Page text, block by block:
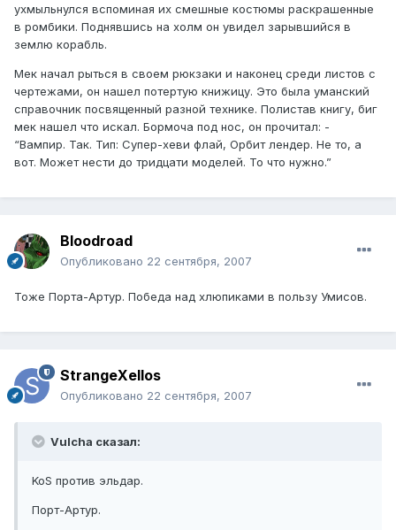
ухмыльнулся вспоминая их смешные костюмы раскрашенные
в ромбики. Поднявшись на холм он увидел зарывшийся в
землю корабль.
Мек начал рыться в своем рюкзаки и наконец среди листов с
чертежами, он нашел потертую книжицу. Это была уманский
справочник посвященный разной технике. Полистав книгу, биг
мек нашел что искал. Бормоча под нос, он прочитал: -
“Вампир. Так. Тип: Супер-хеви флай, Орбит лендер. Не то, а
вот. Может нести до тридцати моделей. То что нужно.”
Bloodroad
Опубликовано 22 сентября, 2007
Тоже Порта-Артур. Победа над хлюпиками в пользу Умисов.
StrangeXellos
Опубликовано 22 сентября, 2007
Vulcha сказал:
KoS против эльдар.
Порт-Артур.